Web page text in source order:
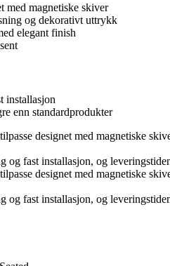
med magnetiske skiver
og dekorativt uttrykk
elegant finish
installasjon
enn standardprodukter
designet med magnetiske
og fast installasjon, og
designet med magnetiske
og fast installasjon, og